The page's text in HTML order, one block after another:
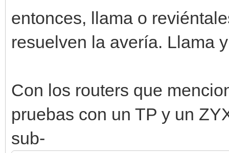
entonces, llama o
resuelven la avería. Llama
Con los routers que
pruebas con un TP y un
sub-